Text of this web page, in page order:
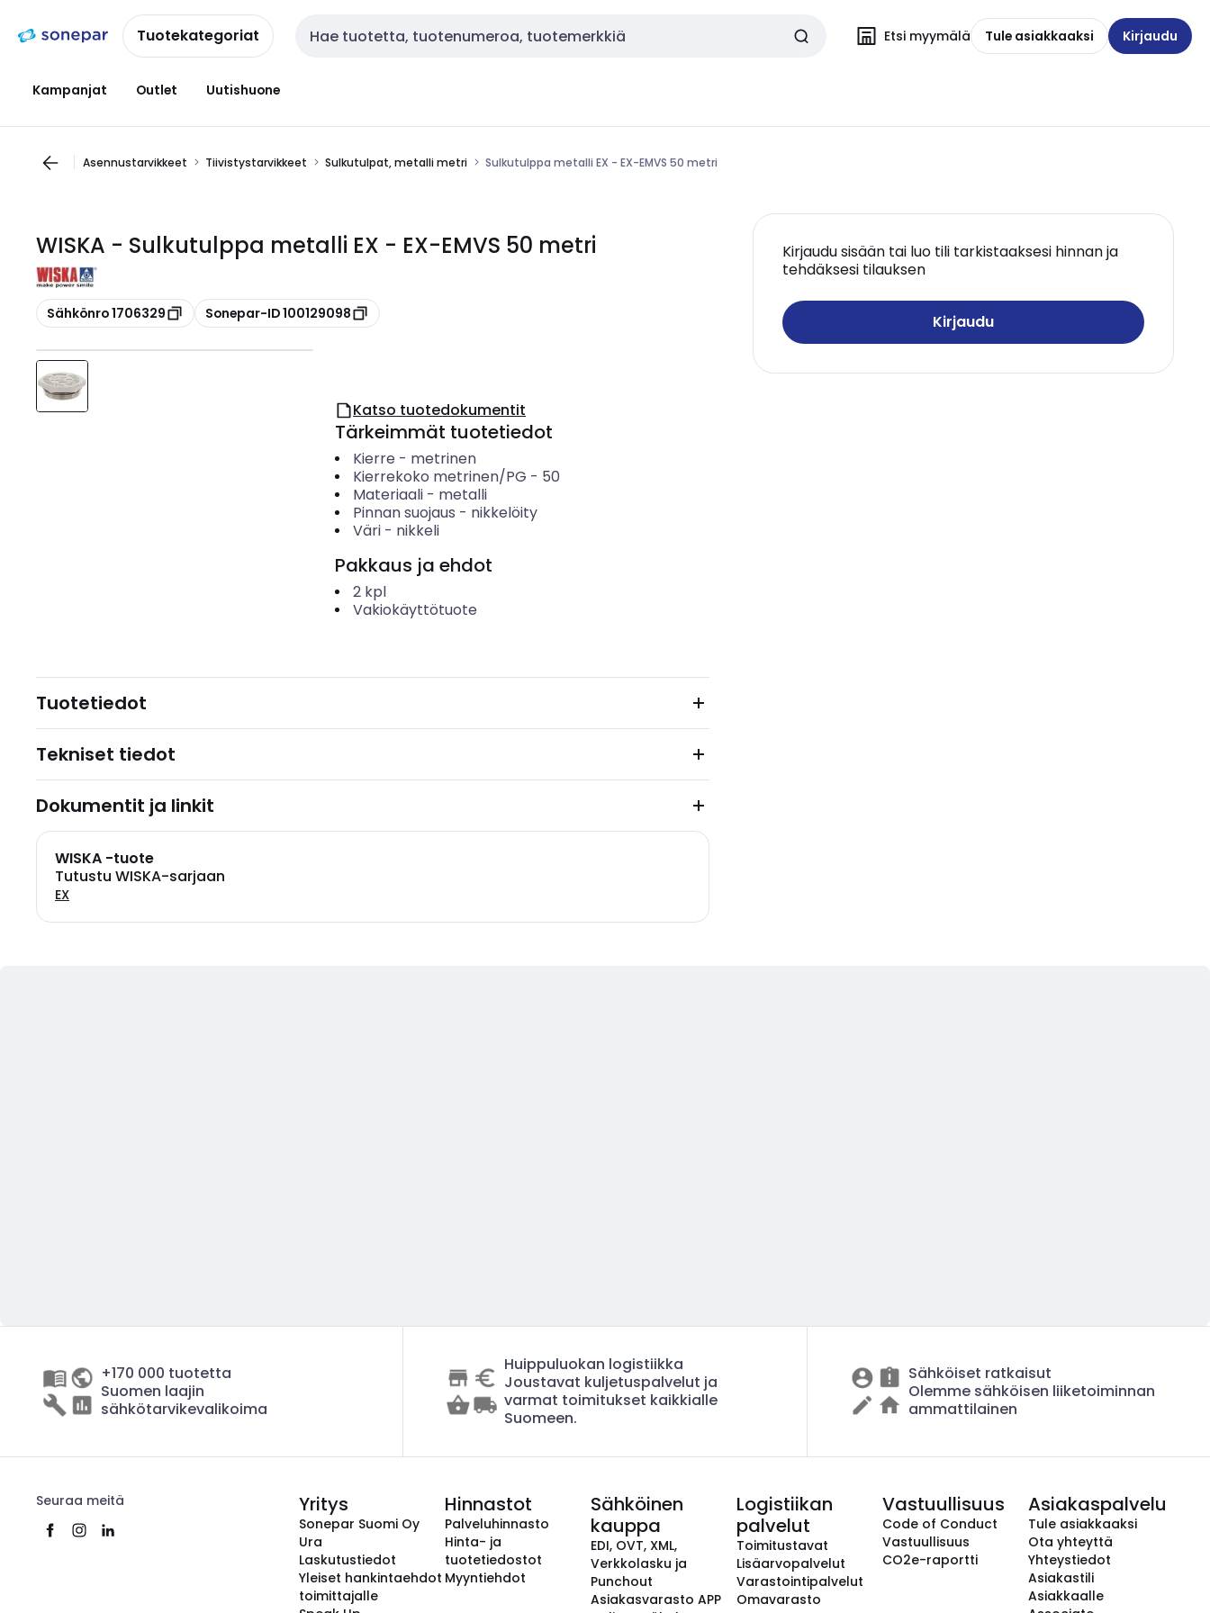
navigointiinsisältöönTuotekategoriat Haku Etsi myymälä Tule asiakkaaksi Kirjaudu
Kampanjat Outlet Uutishuone
Asennustarvikkeet Tiivistystarvikkeet Sulkutulpat, metalli metri Sulkutulppa metalli EX - EX-EMVS 50 metri
WISKA - Sulkutulppa metalli EX - EX-EMVS 50 metri
Kopioi
Sähkönro 1706329 Kopioi
Sonepar-ID 100129098
Kirjaudu sisään tai luo tili tarkistaaksesi hinnan ja
tehdäksesi tilauksen
Kirjaudu
Katso tuotedokumentit
Tärkeimmät tuotetiedot
Kierre - metrinen
Kierrekoko metrinen/PG - 50
Materiaali- metalli
Pinnan suojaus - nikkelöity
Väri- nikkeli
Pakkaus ja ehdot
2 kpl
Vakiokäyttötuote
Tuotetiedot
Tekniset tiedot
Dokumentit ja linkit
WISKA -tuote
Tutustu WISKA-sarjaan
EX
+170 000 tuotetta
Suomen laajin
sähkötarvikevalikoima
Huippuluokan logistiikka
Joustavat kuljetuspalvelut ja
varmat toimitukset kaikkialle
Suomeen.
Sähköiset ratkaisut
Olemme sähköisen liiketoiminnan
ammattilainen
Seuraa meitä Yritys
Sonepar Suomi Oy
Ura
Laskutustiedot
Yleiset hankintaehdot
toimittajalle
Hinnastot
Palveluhinnasto
Hinta- ja
tuotetiedostot
Myyntiehdot
Sähköinen
kauppa
EDI, OVT, XML,
Verkkolasku ja
Punchout
Asiakasvarasto APP
Logistiikan
palvelut
Toimitustavat
Lisäarvopalvelut
Varastointipalvelut
Omavarasto
Vastuullisuus
Code of Conduct
Vastuullisuus
CO2e-raportti
Asiakaspalvelu
Tule asiakkaaksi
Ota yhteyttä
Yhteystiedot
Asiakastili
Asiakkaalle